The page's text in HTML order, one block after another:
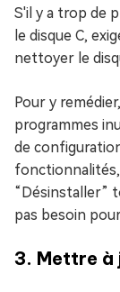
S'il y a trop de
le disque C,
nettoyer le
Pour y
programmes
de
“Désinstaller”
pas besoin
3. Mettre à